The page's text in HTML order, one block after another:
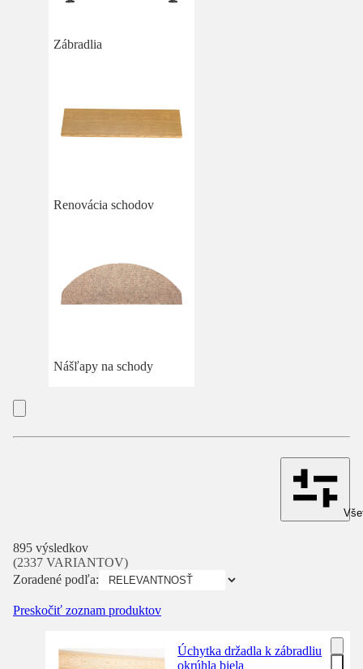
Zábradlia
Renovácia schodov
Nášľapy na schody
895 výsledkov
(2337 VARIANTOV)
Zoradené podľa:
Preskočiť zoznam produktov
Úchytka držadla k zábradliu
okrúhla biela